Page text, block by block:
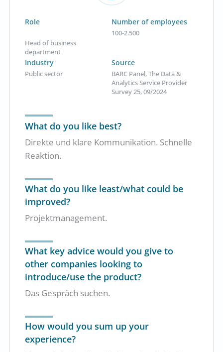
Role
Head of business
department
Number of employees
100-2.500
Industry
Public sector
Source
BARC Panel, The Data &
Analytics Service Provider
Survey 25, 09/2024
What do you like best?
Direkte und klare Kommunikation. Schnelle
Reaktion.
What do you like least/what could be
improved?
Projektmanagement.
What key advice would you give to
other companies looking to
introduce/use the product?
Das Gespräch suchen.
How would you sum up your
experience?